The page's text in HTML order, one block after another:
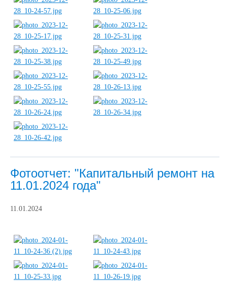
Фотоотчет: "Капитальный ремонт на
11.01.2024 года"
11.01.2024